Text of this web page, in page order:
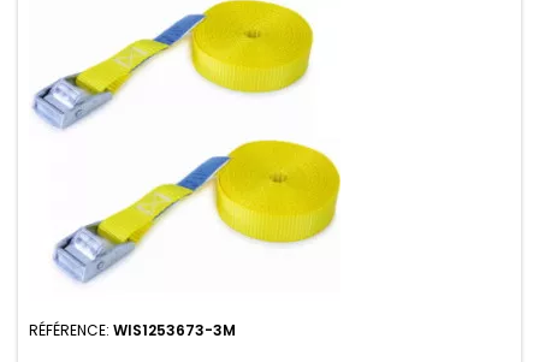
RÉFÉRENCE: WIS1253673-3M